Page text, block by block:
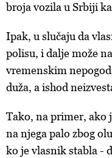
broja vozila u Srbiji
Ipak, u slučaju da
polisu, i dalje može
vremenskim
duža, a ishod
Tako, na primer, ako
na njega palo zbog
ko je vlasnik stabla -